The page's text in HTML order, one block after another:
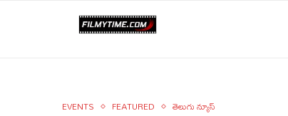
EVENTS FEATURED తెలుగు న్యూస్